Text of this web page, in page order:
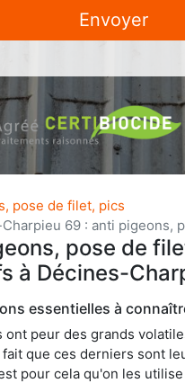
Envoyer
pose de filet, pics
69 : anti pigeons,
pose de
à Décines-
essentielles à
ont peur des grands
que ces derniers sont
pour cela qu'on les